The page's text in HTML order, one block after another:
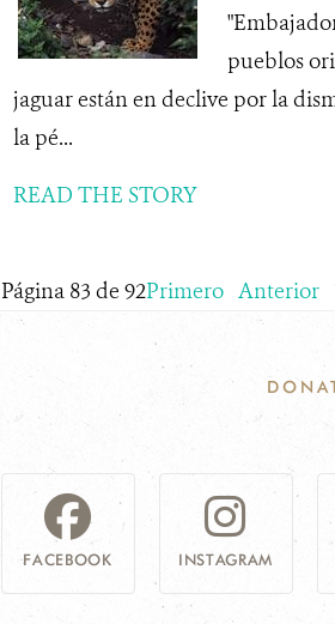
pueblos
jaguar están en declive por la
la pé...
READ THE STORY
Página 83 de 92Primero Anterior
FACEBOOK INSTAGRAM